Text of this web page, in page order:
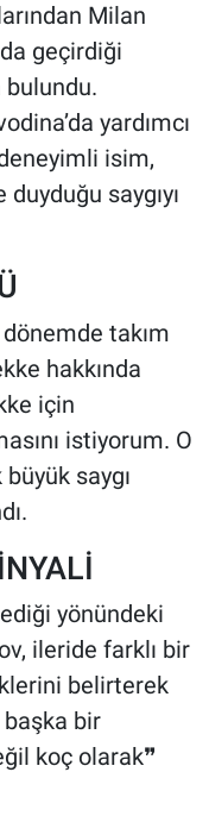
Milan
geçirdiği
yardımcı
isim,
saygıyı
takım
hakkında
için
istiyorum. O
saygı
yönündeki
ileride farklı bir
belirterek
başka bir
koç olarak❞